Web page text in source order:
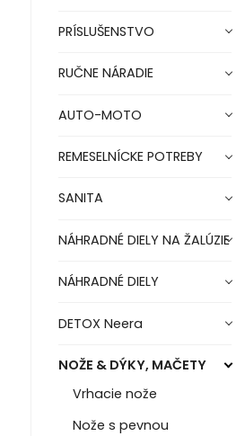
PRÍSLUŠENSTVO
RUČNE NÁRADIE
AUTO-MOTO
REMESELNÍCKE POTREBY
SANITA
NÁHRADNÉ DIELY NA ŽALÚZIE
NÁHRADNÉ DIELY
DETOX Neera
NOŽE & DÝKY, MAČETY
Vrhacie nože
Nože s pevnou